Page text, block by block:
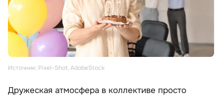
Источник: Pixel-Shot, AdobeStock
Дружеская атмосфера в коллективе просто